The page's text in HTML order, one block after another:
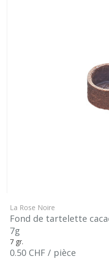
La Rose Noire
Fond de tartelette
7g
7 gr.
0.50 CHF / pièce